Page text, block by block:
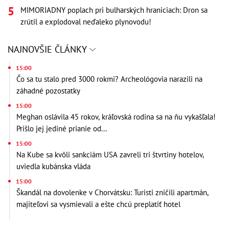
MIMORIADNY poplach pri bulharských hraniciach: Dron sa
zrútil a explodoval neďaleko plynovodu!
NAJNOVŠIE ČLÁNKY
15:00
Čo sa tu stalo pred 3000 rokmi? Archeológovia narazili na
záhadné pozostatky
15:00
Meghan oslávila 45 rokov, kráľovská rodina sa na ňu vykašľala!
Prišlo jej jediné prianie od...
15:00
Na Kube sa kvôli sankciám USA zavreli tri štvrtiny hotelov,
uviedla kubánska vláda
15:00
Škandál na dovolenke v Chorvátsku: Turisti zničili apartmán,
majiteľovi sa vysmievali a ešte chcú preplatiť hotel